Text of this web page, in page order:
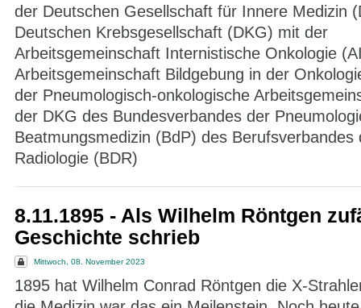
der Deutschen Gesellschaft für Innere Medizin
Deutschen Krebsgesellschaft (DKG) mit der
Arbeitsgemeinschaft Internistische Onkologie
Arbeitsgemeinschaft Bildgebung in der
der Pneumologisch-onkologische
der DKG des Bundesverbandes der
Beatmungsmedizin (BdP) des Berufsverbandes
Radiologie (BDR)
8.11.1895 - Als Wilhelm Röntgen
Geschichte schrieb
Mittwoch, 08. November 2023
1895 hat Wilhelm Conrad Röntgen die X-